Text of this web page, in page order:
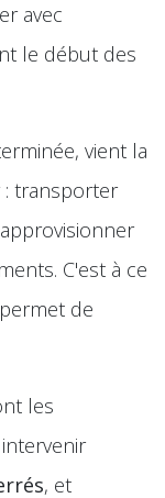
avec
le début des
vient la
: transporter
C'est à ce
de
les
, et